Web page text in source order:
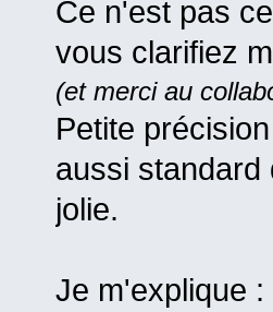
Ce n'est pas
vous clarifiez
(et merci au
Petite
aussi standard
jolie.
Je m'explique